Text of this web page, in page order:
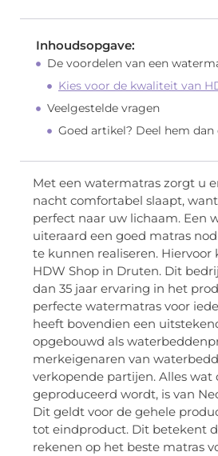
Inhoudsopgave:
De voordelen van een
Kies voor de kwaliteit van
Veelgestelde vragen
Goed artikel? Deel hem dan
Met een watermatras zorgt u
nacht comfortabel slaapt,
perfect naar uw lichaam. Een
uiteraard een goed matras
te kunnen realiseren.
HDW Shop in Druten. Dit
dan 35 jaar ervaring in het
perfecte watermatras voor
heeft bovendien een
opgebouwd als
merkeigenaren van
verkopende partijen. Alles
geproduceerd wordt, is van
Dit geldt voor de gehele
tot eindproduct. Dit betekent
rekenen op het beste matras